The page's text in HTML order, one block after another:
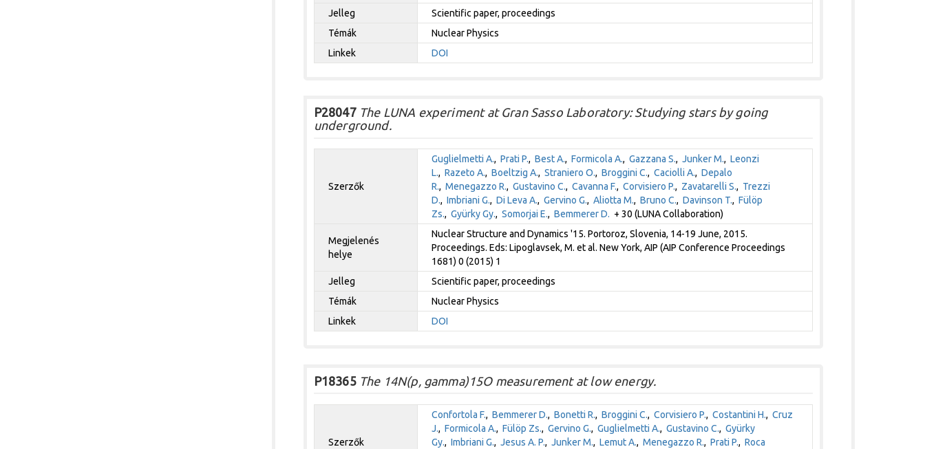
Jelleg
Scientific paper, proceedings
Témák
Nuclear Physics
Linkek
DOI
P28047The LUNA experiment at Gran Sasso Laboratory: Studying stars by going
underground.
Szerzők
Guglielmetti A., Prati P., Best A., Formicola A., Gazzana S., Junker M., Leonzi
L., Razeto A., Boeltzig A., Straniero O., Broggini C., Caciolli A., Depalo
R., Menegazzo R., Gustavino C., Cavanna F., Corvisiero P., Zavatarelli S., Trezzi
D., Imbriani G., Di Leva A., Gervino G., Aliotta M., Bruno C., Davinson T., Fülöp
Zs., Gyürky Gy., Somorjai E., Bemmerer D. + 30 (LUNA Collaboration)
Megjelenés
helye
Nuclear Structure and Dynamics '15. Portoroz, Slovenia, 14-19 June, 2015.
Proceedings. Eds: Lipoglavsek, M. et al. New York, AIP (AIP Conference Proceedings
1681) 0 (2015) 1
Jelleg
Scientific paper, proceedings
Témák
Nuclear Physics
Linkek
DOI
P18365The 14N(p, gamma)15O measurement at low energy.
Szerzők
Confortola F., Bemmerer D., Bonetti R., Broggini C., Corvisiero P., Costantini H., Cruz
J., Formicola A., Fülöp Zs., Gervino G., Guglielmetti A., Gustavino C., Gyürky
Gy., Imbriani G., Jesus A. P., Junker M., Lemut A., Menegazzo R., Prati P., Roca